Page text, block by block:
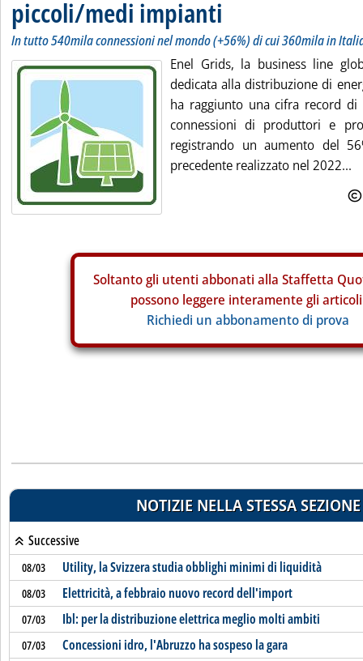
piccoli/medi impianti
In tutto 540mila connessioni nel mondo (+56%) di cui 360mila in
Enel Grids, la business line
dedicata alla distribuzione di
ha raggiunto una cifra record di
connessioni di produttori e
registrando un aumento del
precedente realizzato nel 2022...
Soltanto gli utenti abbonati alla Staffetta
possono leggere interamente gli
Richiedi un abbonamento di prova
NOTIZIE NELLA STESSA SEZIONE
Successive
08/03 Utility, la Svizzera studia obblighi minimi di liquidità
08/03 Elettricità, a febbraio nuovo record dell'import
07/03 Ibl: per la distribuzione elettrica meglio molti ambiti
07/03 Concessioni idro, l'Abruzzo ha sospeso la gara